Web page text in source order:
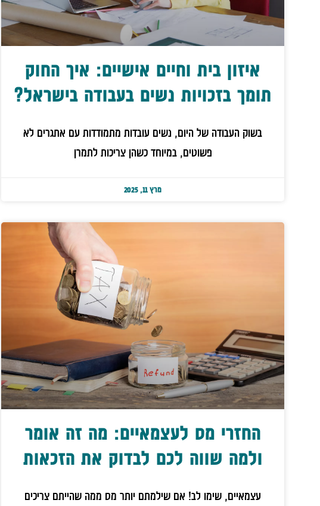
איזון בית וחיים אישיים: איך החוק
תומך בזכויות נשים בעבודה בישראל?
בשוק העבודה של היום, נשים עובדות מתמודדות עם אתגרים לא
פשוטים, במיוחד כשהן צריכות לתמרן
מרץ 11, 2025
החזרי מס לעצמאיים: מה זה אומר
ולמה שווה לכם לבדוק את הזכאות
עצמאיים, שימו לב! אם שילמתם יותר מס ממה שהייתם צריכים